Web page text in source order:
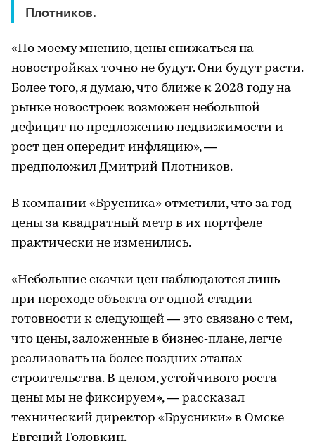
Плотников.
«По моему мнению, цены снижаться на
новостройках точно не будут. Они будут расти.
Более того, я думаю, что ближе к 2028 году на
рынке новостроек возможен небольшой
дефицит по предложению недвижимости и
рост цен опередит инфляцию», —
предположил Дмитрий Плотников.
В компании «Брусника» отметили, что за год
цены за квадратный метр в их портфеле
практически не изменились.
«Небольшие скачки цен наблюдаются лишь
при переходе объекта от одной стадии
готовности к следующей — это связано с тем,
что цены, заложенные в бизнес‑плане, легче
реализовать на более поздних этапах
строительства. В целом, устойчивого роста
цены мы не фиксируем», — рассказал
технический директор «Брусники» в Омске
Евгений Головкин.